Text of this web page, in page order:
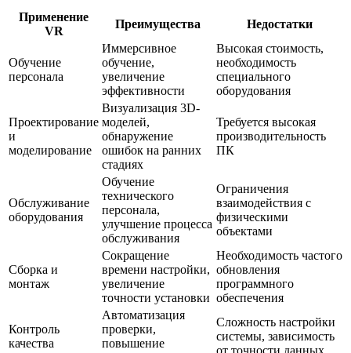
Применение
VR
Преимущества Недостатки
Обучение
персонала
Иммерсивное
обучение,
увеличение
эффективности
Высокая стоимость,
необходимость
специального
оборудования
Проектирование
и
моделирование
Визуализация 3D-
моделей,
обнаружение
ошибок на ранних
стадиях
Требуется высокая
производительность
ПК
Обслуживание
оборудования
Обучение
технического
персонала,
улучшение процесса
обслуживания
Ограничения
взаимодействия с
физическими
объектами
Сборка и
монтаж
Сокращение
времени настройки,
увеличение
точности установки
Необходимость частого
обновления
программного
обеспечения
Контроль
качества
Автоматизация
проверки,
повышение
Сложность настройки
системы, зависимость
от точности данных